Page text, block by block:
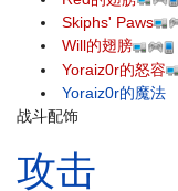
Skiphs' Paws
Will的翅膀
Yoraiz0r的怒容
Yoraiz0r的魔法
战斗配饰
攻击